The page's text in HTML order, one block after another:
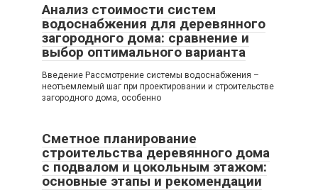
Анализ стоимости систем
водоснабжения для деревянного
загородного дома: сравнение и
выбор оптимального варианта
Введение Рассмотрение системы водоснабжения –
неотъемлемый шаг при проектировании и строительстве
загородного дома, особенно
Сметное планирование
строительства деревянного дома
с подвалом и цокольным этажом:
основные этапы и рекомендации